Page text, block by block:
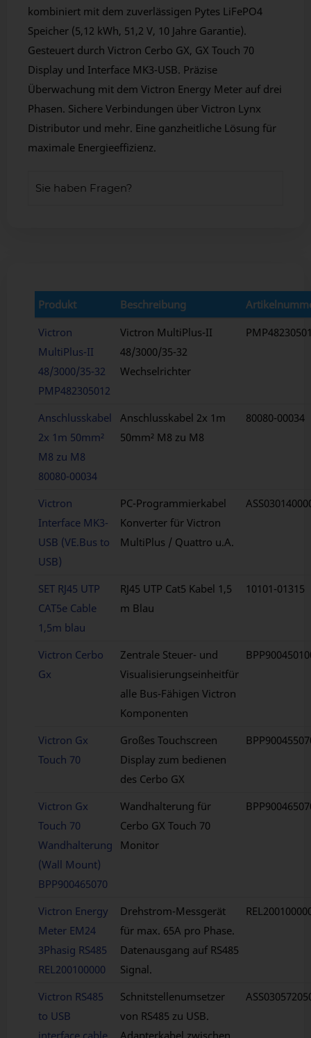
kombiniert mit dem zuverlässigen Pytes LiFePO4
Speicher (5,12 kWh, 51,2 V, 10 Jahre Garantie).
Gesteuert durch Victron Cerbo GX, GX Touch 70
Display und Interface MK3-USB. Präzise
Überwachung mit dem Victron Energy Meter auf drei
Phasen. Sichere Verbindungen über Victron Lynx
Distributor und mehr. Eine ganzheitliche Lösung für
maximale Energieeffizienz.
Sie haben Fragen?
Produkt Beschreibung
Victron
MultiPlus-II
48/3000/35-32
PMP482305012
Victron MultiPlus-II
48/3000/35-32
Wechselrichter
Anschlusskabel
2x 1m 50mm²
M8 zu M8
80080-00034
Anschlusskabel 2x 1m
50mm² M8 zu M8
80080-00034
Victron
Interface MK3-
USB (VE.Bus to
USB)
PC-Programmierkabel
Konverter für Victron
MultiPlus / Quattro u.A.
SET RJ45 UTP
CAT5e Cable
1,5m blau
RJ45 UTP Cat5 Kabel 1,5
m Blau
10101-01315
Victron Cerbo
Gx
Zentrale Steuer- und
Visualisierungseinheitfür
alle Bus-Fähigen Victron
Komponenten
Victron Gx
Touch 70
Großes Touchscreen
Display zum bedienen
des Cerbo GX
Victron Gx
Touch 70
Wandhalterung
(Wall Mount)
BPP900465070
Wandhalterung für
Cerbo GX Touch 70
Monitor
Victron Energy
Meter EM24
3Phasig RS485
REL200100000
Drehstrom-Messgerät
für max. 65A pro Phase.
Datenausgang auf RS485
Signal.
Victron RS485
to USB
Schnitstellenumsetzer
von RS485 zu USB.